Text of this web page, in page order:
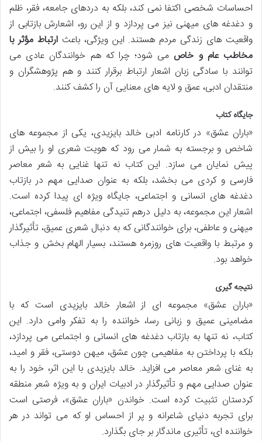
احساسات شخصی اکتفا نمی کند، بلکه به دردهای جامعه، فقر، ظلم
و دغدغه های میهنی نیز می پردازد و از این رو، اشعارش بازتابی از
واقعیت های زندگی مردم هستند. این ویژگی، باعثارتباط مؤثر با
مخاطب عام و خاص می شود؛ چرا که هم خوانندگان عادی می
توانند با سادگی زبان اشعار ارتباط برقرار کنند و هم پژوهشگران و
منتقدان ادبی، عمق و لایه های معنایی آن را کشف کنند.
جایگاه کتاب
«باران عشق» در کارنامه ادبی خالد بایزیدی، یکی از مجموعه های
شاخص و برجسته به شمار می رود که هویت شعری او را بیش از
پیش نمایان می سازد. این کتاب نه تنها غنایی به شعر معاصر
فارسی و کردی می بخشد، بلکه به عنوان صدایی مهم در بازتاب
دغدغه های انسانی و اجتماعی، جایگاه ویژه ای پیدا کرده است.
اشعار این مجموعه، به دلیل درهم تنیدگی مفاهیم فلسفی، اجتماعی،
میهنی و عاطفی، برای خوانندگانی که به دنبال شعری عمیق، تأثیرگذار
و مرتبط با واقعیت های روزمره هستند، بسیار الهام بخش و جذاب
خواهد بود.
نتیجه گیری
«باران عشق» مجموعه ای از اشعار خالد بایزیدی است که با
مضامینی عمیق و زبانی رسا، خواننده را به تفکر وامی دارد. این
کتاب، نه تنها به بازتاب دغدغه های انسانی و اجتماعی می پردازد،
بلکه با پرداختن به مفاهیمی چون عشق، میهن دوستی، فقر و امید،
به غنای شعر معاصر می افزاید. خالد بایزیدی با این اثر، خود را به
عنوان صدایی مهم و تأثیرگذار در ادبیات ایران و به ویژه شعر منطقه
کردستان تثبیت کرده است. خواندن «باران عشق»، فرصتی است
برای تجربه دنیای شاعرانه و پر از احساس او که می تواند در هر
خواننده ای، تأثیری ماندگار بر جای بگذارد.